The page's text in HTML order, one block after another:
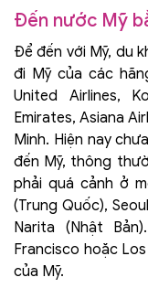
Đến nước Mỹ
Để đến với Mỹ, du
đi Mỹ của các
United Airlines,
Emirates, Asiana
Minh. Hiện nay
đến Mỹ, thông
phải quá cảnh ở
(Trung Quốc),
Narita (Nhật
Francisco hoặc
của Mỹ.